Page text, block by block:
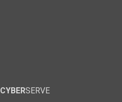
CYBERSERVE